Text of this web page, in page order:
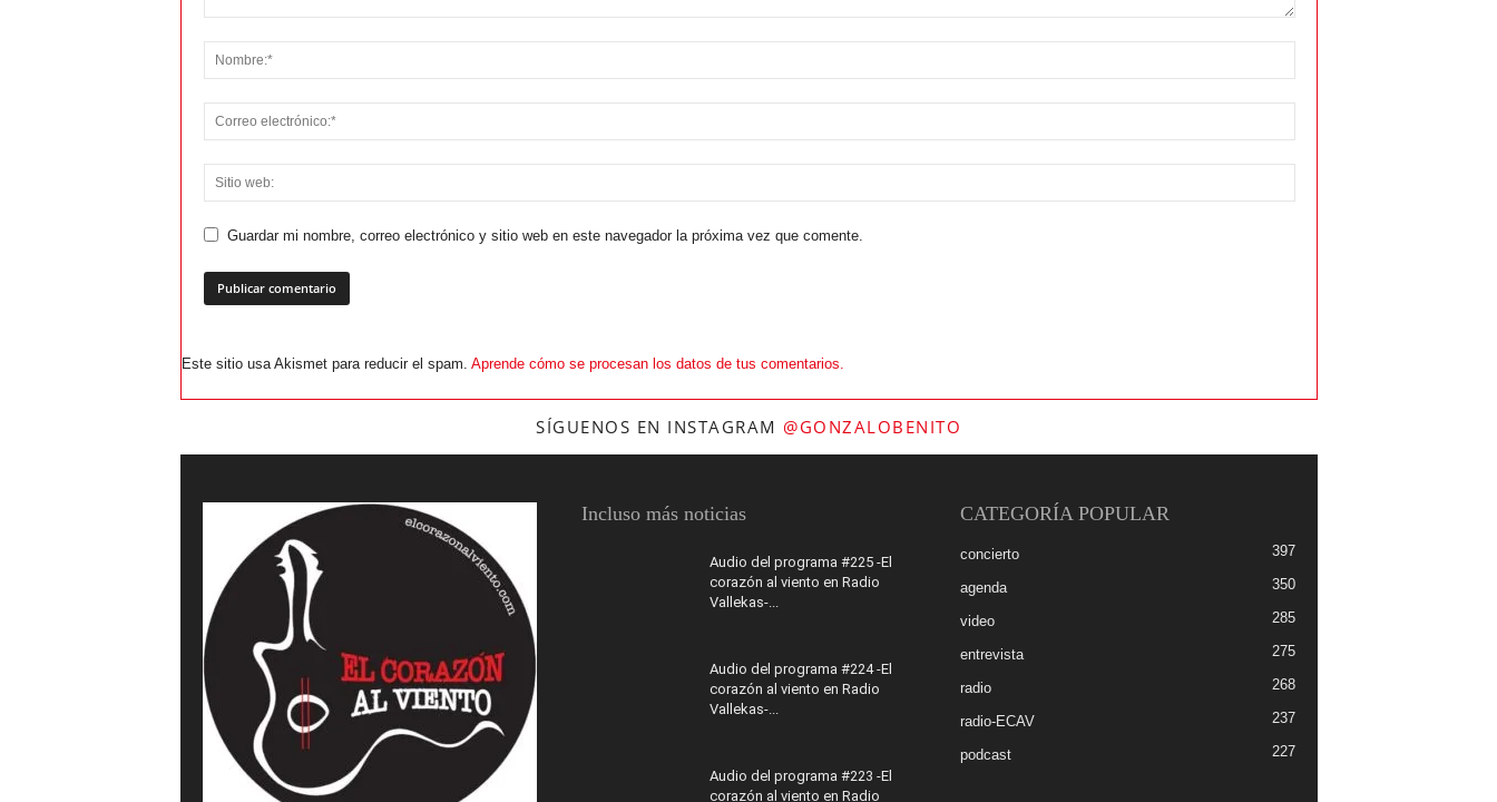
Guardar mi nombre, correo electrónico y sitio web en este navegador la próxima vez que comente.
Este sitio usa Akismet para reducir el spam. Aprende cómo se procesan los datos de tus comentarios.
SÍGUENOS EN INSTAGRAM @GONZALOBENITO
Incluso más noticias
Audio del programa #225 -El
corazón al viento en Radio
Vallekas-...
Audio del programa #224 -El
corazón al viento en Radio
Vallekas-...
Audio del programa #223 -El
corazón al viento en Radio
CATEGORÍA POPULAR
concierto 397
agenda 350
video 285
entrevista 275
radio 268
radio-ECAV 237
podcast 227